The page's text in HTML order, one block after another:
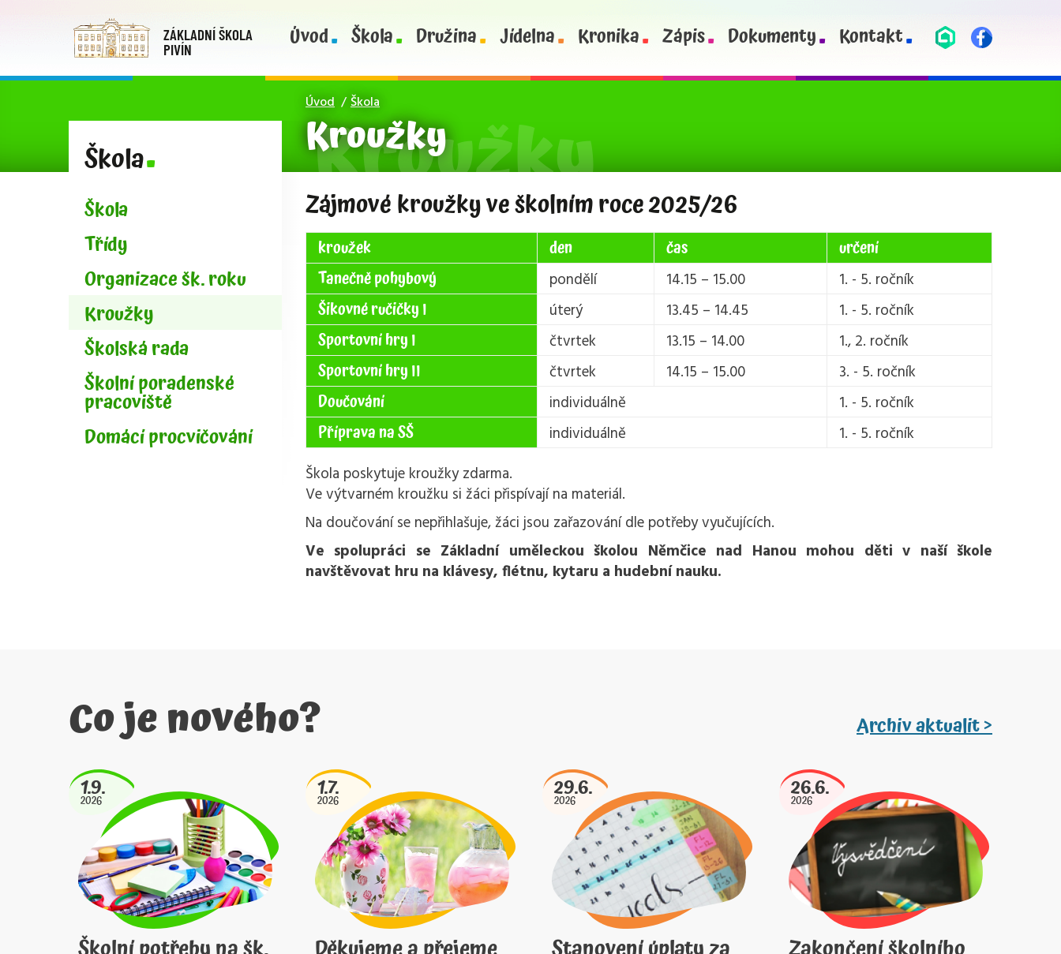
ZÁKLADNÍ ŠKOLA
PIVÍN
Úvod Škola Družina Jídelna Kronika Zápis Dokumenty Kontakt
Úvod Škola
Kroužky
Škola
Škola
Třídy
Organizace šk. roku
Kroužky
Školská rada
Školní poradenské
pracoviště
Domácí procvičování
Zájmové kroužky ve školním roce 2025/26
kroužek den čas
určení
Tanečně pohybový
pondělí 14.15 – 15.00 1. - 5. ročník
Šikovné ručičky I úterý 13.45 – 14.45 1. - 5. ročník
Sportovní hry I čtvrtek 13.15 – 14.00 1., 2. ročník
Sportovní hry II čtvrtek 14.15 – 15.00 3. - 5. ročník
Doučování individuálně 1. - 5. ročník
Příprava na SŠ individuálně
1. - 5. ročník
Škola poskytuje kroužky zdarma.
Ve výtvarném kroužku si žáci přispívají na materiál.
Na doučování se nepřihlašuje, žáci jsou zařazování dle potřeby vyučujících.
Ve spolupráci se Základní uměleckou školou Němčice nad Hanou mohou děti v naší škole
navštěvovat hru na klávesy, flétnu, kytaru a hudební nauku.
Co je nového? Archiv aktualit >
1.9.
2026 1.7.
2026 29.6.
2026 26.6.
2026